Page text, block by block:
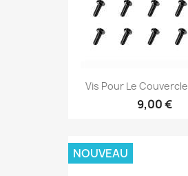
Vis Pour Le
9,00 €
NOUVEAU